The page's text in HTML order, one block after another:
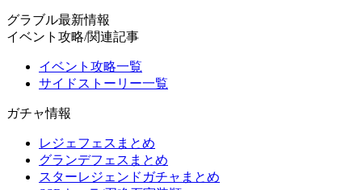
グラブル最新情報
イベント攻略/関連記事
イベント攻略一覧
サイドストーリー一覧
ガチャ情報
レジェフェスまとめ
グランデフェスまとめ
スターレジェンドガチャまとめ